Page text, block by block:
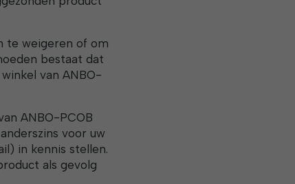
te weigeren of om
bestaat dat
van ANBO-
ANBO-PCOB
voor uw
in kennis stellen.
als gevolg